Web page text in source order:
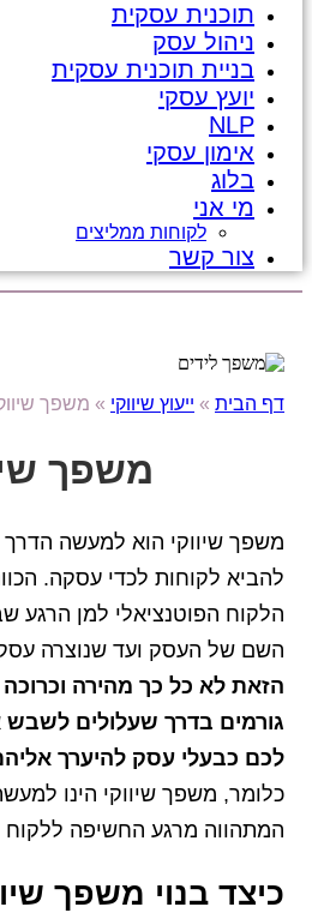
תוכנית עסקית
ניהול עסק
בניית תוכנית עסקית
יועץ עסקי
NLP
אימון עסקי
בלוג
מי אני
לקוחות ממליצים
צור קשר
דף הבית » ייעוץ שיווקי » משפך
משפך
משפך שיווקי הוא למעשה
להביא לקוחות לכדי עסקה.
הלקוח הפוטנציאלי למן הרגע
השם של העסק ועד שנוצרה
הזאת לא כל כך מהירה
גורמים בדרך שעלולים
לכם כבעלי עסק להיערך
כלומר, משפך שיווקי הינו
המתהווה מרגע החשיפה ללקוח
כיצד בנוי משפך